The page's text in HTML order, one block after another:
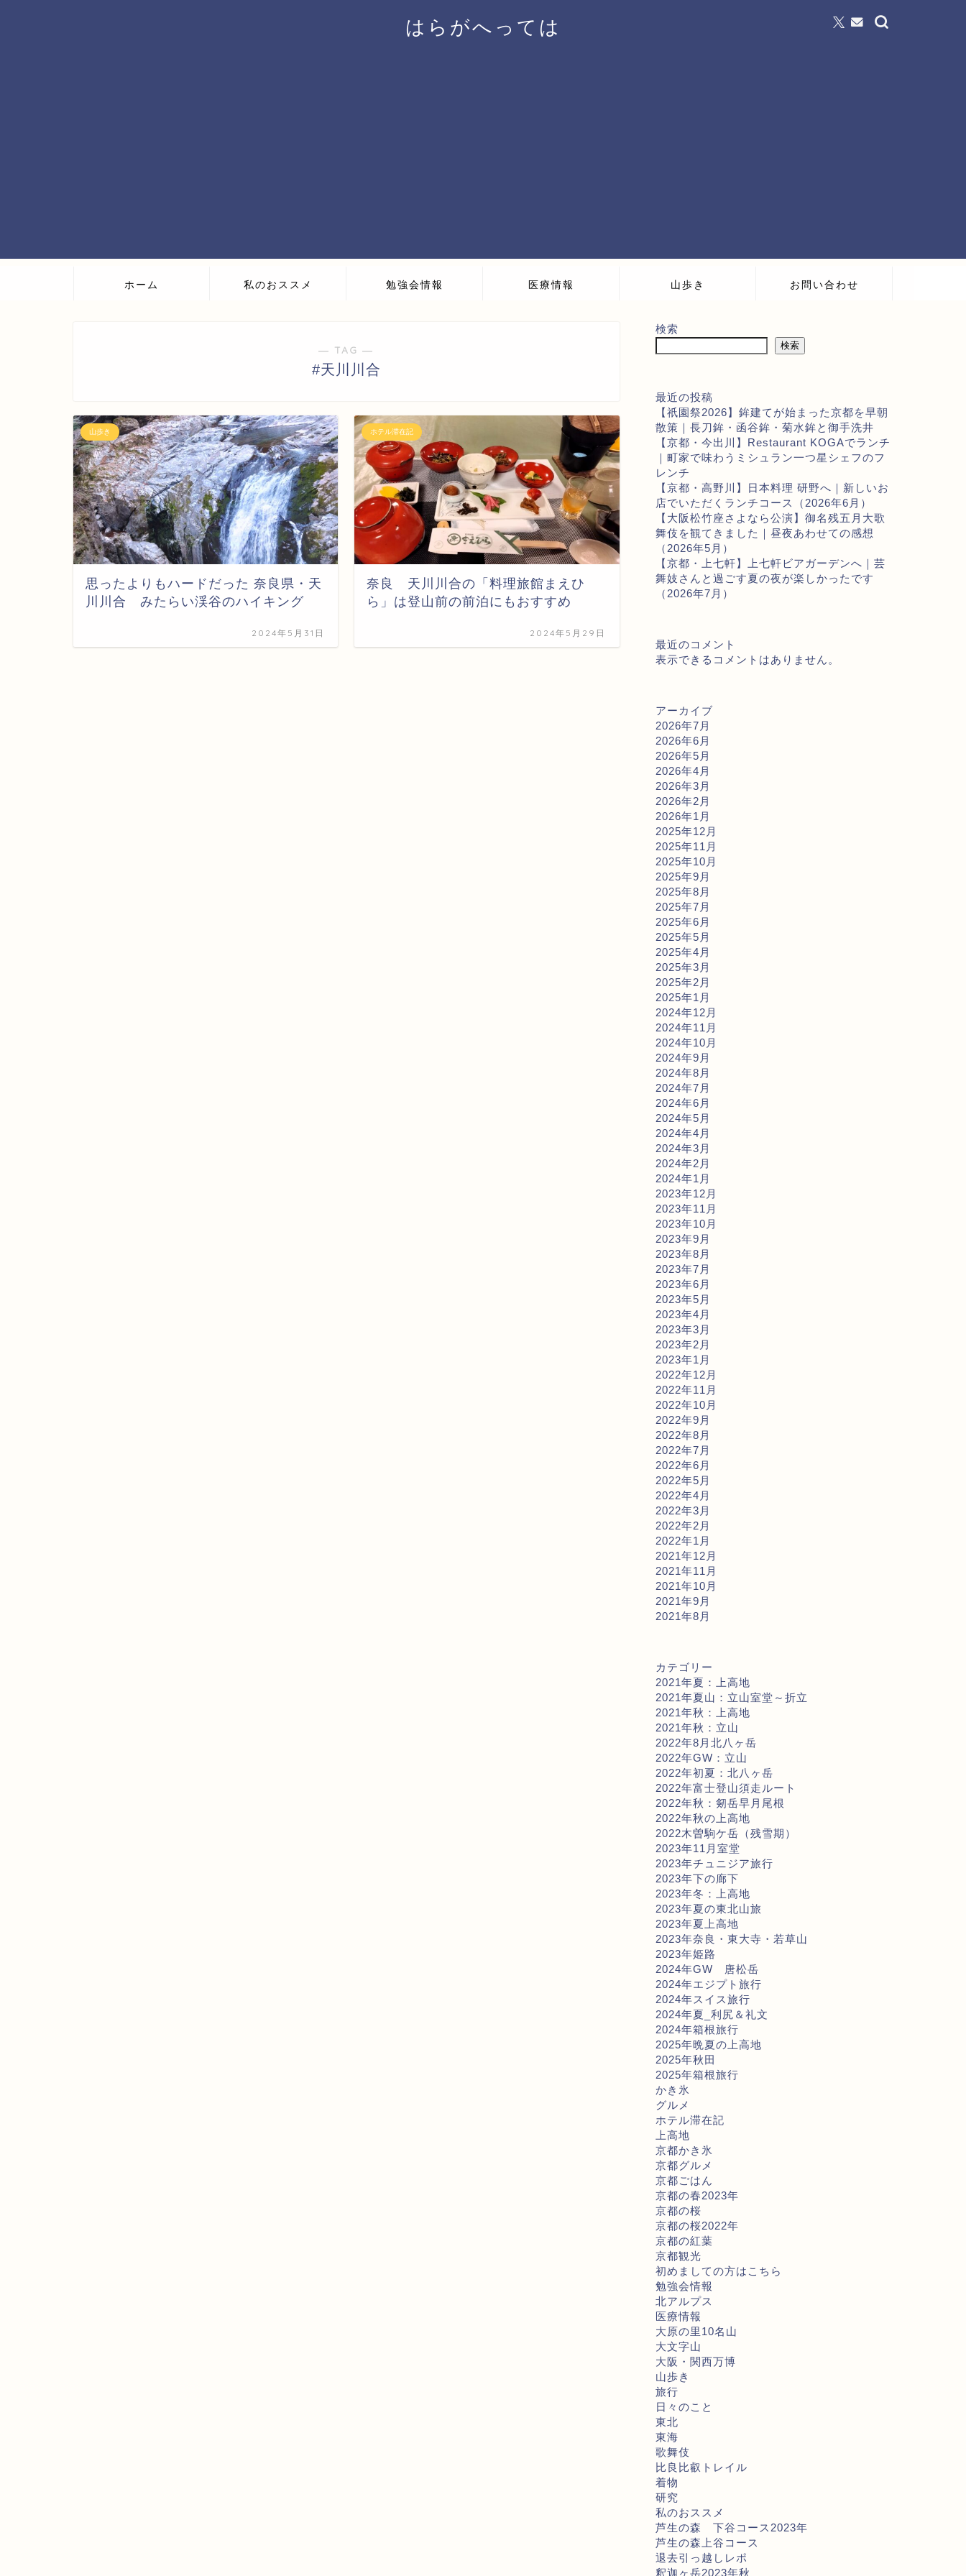
はらがへっては
ホーム 私のおススメ 勉強会情報 医療情報 山歩き お問い合わせ
― TAG ―
#天川川合
山歩き
思ったよりもハードだった 奈良県・天
川川合 みたらい渓谷のハイキング
2024年5月31日
ホテル滞在記
奈良 天川川合の「料理旅館まえひ
ら」は登山前の前泊にもおすすめ
2024年5月29日
検索
検索
最近の投稿
【祇園祭2026】鉾建てが始まった京都を早朝
散策｜長刀鉾・函谷鉾・菊水鉾と御手洗井
【京都・今出川】Restaurant KOGAでランチ
｜町家で味わうミシュラン一つ星シェフのフ
レンチ
【京都・高野川】日本料理 研野へ｜新しいお
店でいただくランチコース（2026年6月）
【大阪松竹座さよなら公演】御名残五月大歌
舞伎を観てきました｜昼夜あわせての感想
（2026年5月）
【京都・上七軒】上七軒ビアガーデンへ｜芸
舞妓さんと過ごす夏の夜が楽しかったです
（2026年7月）
最近のコメント
表示できるコメントはありません。
アーカイブ
2026年7月
2026年6月
2026年5月
2026年4月
2026年3月
2026年2月
2026年1月
2025年12月
2025年11月
2025年10月
2025年9月
2025年8月
2025年7月
2025年6月
2025年5月
2025年4月
2025年3月
2025年2月
2025年1月
2024年12月
2024年11月
2024年10月
2024年9月
2024年8月
2024年7月
2024年6月
2024年5月
2024年4月
2024年3月
2024年2月
2024年1月
2023年12月
2023年11月
2023年10月
2023年9月
2023年8月
2023年7月
2023年6月
2023年5月
2023年4月
2023年3月
2023年2月
2023年1月
2022年12月
2022年11月
2022年10月
2022年9月
2022年8月
2022年7月
2022年6月
2022年5月
2022年4月
2022年3月
2022年2月
2022年1月
2021年12月
2021年11月
2021年10月
2021年9月
2021年8月
カテゴリー
2021年夏：上高地
2021年夏山：立山室堂～折立
2021年秋：上高地
2021年秋：立山
2022年8月北八ヶ岳
2022年GW：立山
2022年初夏：北八ヶ岳
2022年富士登山須走ルート
2022年秋：剱岳早月尾根
2022年秋の上高地
2022木曽駒ケ岳（残雪期）
2023年11月室堂
2023年チュニジア旅行
2023年下の廊下
2023年冬：上高地
2023年夏の東北山旅
2023年夏上高地
2023年奈良・東大寺・若草山
2023年姫路
2024年GW 唐松岳
2024年エジプト旅行
2024年スイス旅行
2024年夏_利尻＆礼文
2024年箱根旅行
2025年晩夏の上高地
2025年秋田
2025年箱根旅行
かき氷
グルメ
ホテル滞在記
上高地
京都かき氷
京都グルメ
京都ごはん
京都の春2023年
京都の桜
京都の桜2022年
京都の紅葉
京都観光
初めましての方はこちら
勉強会情報
北アルプス
医療情報
大原の里10名山
大文字山
大阪・関西万博
山歩き
旅行
日々のこと
東北
東海
歌舞伎
比良比叡トレイル
着物
研究
私のおススメ
芦生の森 下谷コース2023年
芦生の森上谷コース
退去引っ越しレポ
釈迦ヶ岳2023年秋